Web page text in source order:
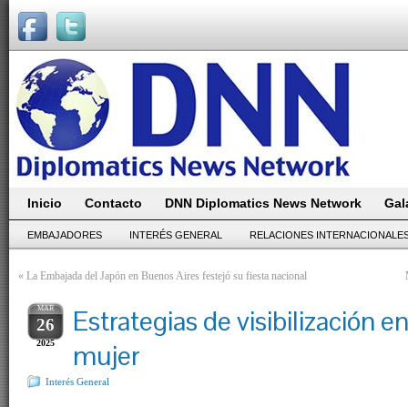
Inicio Contacto DNN Diplomatics News Network
EMBAJADORES INTERÉS GENERAL RELACIONES
« La Embajada del Japón en Buenos Aires festejó su fiesta nacional
MAR
26
2025
Estrategias de visibilización
mujer
Interés General